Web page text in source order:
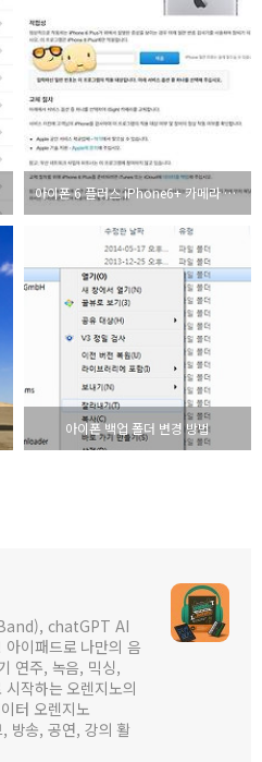
법 아이폰 6 플러스 iPhone6+ 카메라 결함, 교체 대상 확인 방법
아이폰 백업 폴더 변경 방법
chatGPT AI
이패드로 나만의 음
연주, 녹음, 믹싱,
작하는 오렌지노의
터 오렌지노
방송, 공연, 강의 활